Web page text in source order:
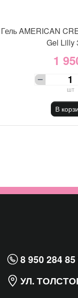
Гель AMERICAN
Gel Lilly
1
шт
В
8 950 284 85
УЛ.